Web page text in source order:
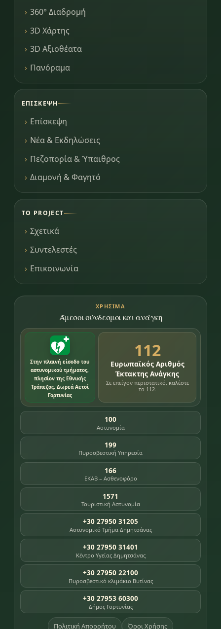
360° Διαδρομή
3D Χάρτης
3D Αξιοθέατα
Πανόραμα
ΕΠΊΣΚΕΨΗ
Επίσκεψη
Νέα & Εκδηλώσεις
Πεζοπορία & Ύπαιθρος
Διαμονή & Φαγητό
ΤΟ PROJECT
Σχετικά
Συντελεστές
Επικοινωνία
ΧΡΉΣΙΜΑ
Άμεσοι σύνδεσμοι και ανάγκη
Στην πλαινή είσοδο του
αστυνομικού τμήματος,
πλησίον της Εθνικής
Τράπεζας. Δωρεά Αετοί
Γορτυνίας
112
Ευρωπαϊκός Αριθμός
Έκτακτης Ανάγκης
Σε επείγον περιστατικό, καλέστε
το 112.
100
Αστυνομία
199
Πυροσβεστική Υπηρεσία
166
ΕΚΑΒ – Ασθενοφόρο
1571
Τουριστική Αστυνομία
+30 27950 31205
Αστυνομικό Τμήμα Δημητσάνας
+30 27950 31401
Κέντρο Υγείας Δημητσάνας
+30 27950 22100
Πυροσβεστικό κλιμάκιο Βυτίνας
+30 27953 60300
Δήμος Γορτυνίας
Πολιτική Απορρήτου Όροι Χρήσης